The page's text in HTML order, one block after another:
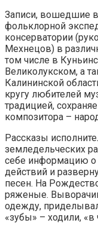
Записи, вошедшие в
фольклорной
консерватории
Мехнецов) в
том числе в
Великолукском, а
Калининской
кругу любителей
традицией,
композитора –
Рассказы
земледельческих
себе информацию о
действий и
песен. На
ряженые.
одежду,
«зубы» – ходили,